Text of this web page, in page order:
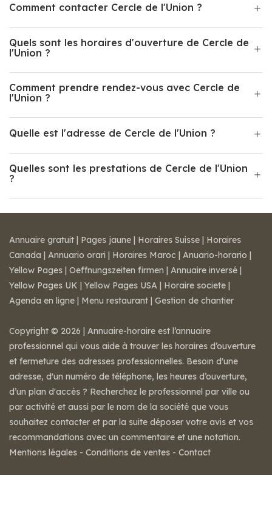
Comment contacter Cercle de l'Union ?
Quels sont les horaires d'ouverture de Cercle de
l'Union ?
Comment prendre rendez-vous avec Cercle de
l'Union ?
Quelle est l'adresse de Cercle de l'Union ?
Quelles sont les prestations de Cercle de l'Union
?
Annuaire gratuit | Pages jaune | Horaires Suisse | Horaires
Canada | Annuario orari | Horaires Maroc | Anuario-horario |
Yellow Pages | Oeffnungszeiten firmen | Annuaire inversé |
Yellow Pages UK | Yellow Pages USA | Horaire societe |
Agenda en ligne | Menu restaurant | Gestion de chantier
Copyright © 2026 | Annuaire-horaire est l’annuaire
professionnel qui vous aide à trouver les horaires d’ouverture
et fermeture des adresses professionnelles. Besoin d'une
adresse, d'un numéro de téléphone, les heures d’ouverture,
d’un plan d'accès ? Recherchez le professionnel par ville ou
par activité et aussi par le nom de la société que vous
souhaitez contacter et par la suite déposer votre avis et vos
recommandations avec un commentaire et une notation.
Mentions légales - Conditions de ventes - Contact